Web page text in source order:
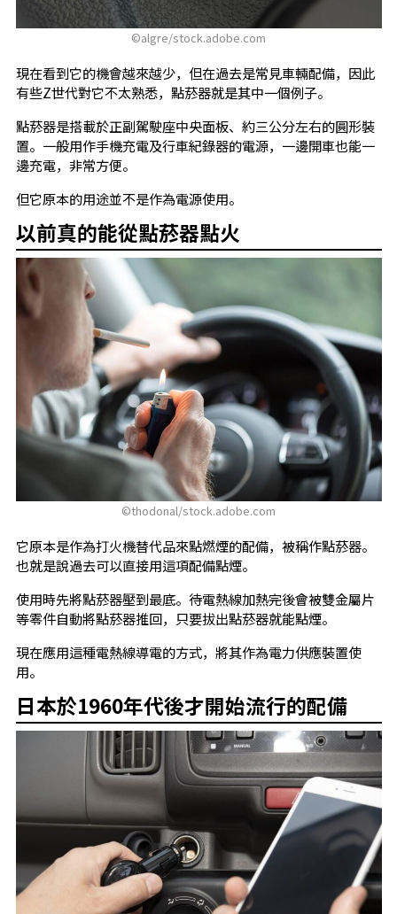
©algre/stock.adobe.com
現在看到它的機會越來越少，但在過去是常見車輛配備，因此
有些Z世代對它不太熟悉，點菸器就是其中一個例子。
點菸器是搭載於正副駕駛座中央面板、約三公分左右的圓形裝
置。一般用作手機充電及行車紀錄器的電源，一邊開車也能一
邊充電，非常方便。
但它原本的用途並不是作為電源使用。
以前真的能從點菸器點火
©︎thodonal/stock.adobe.com
它原本是作為打火機替代品來點燃煙的配備，被稱作點菸器。
也就是說過去可以直接用這項配備點煙。
使用時先將點菸器壓到最底。待電熱線加熱完後會被雙金屬片
等零件自動將點菸器推回，只要拔出點菸器就能點煙。
現在應用這種電熱線導電的方式，將其作為電力供應裝置使
用。
日本於1960年代後才開始流行的配備